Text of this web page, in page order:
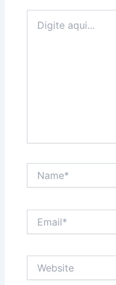
aqui...